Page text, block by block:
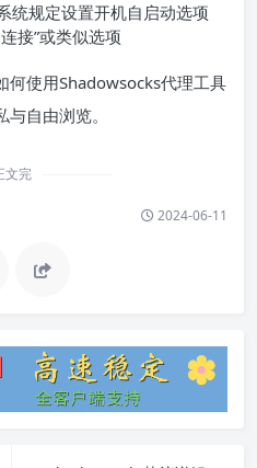
统规定设置开机自启动选项
接”或类似选项
何使用Shadowsocks代理工具
自由浏览。
文完
2024-06-11